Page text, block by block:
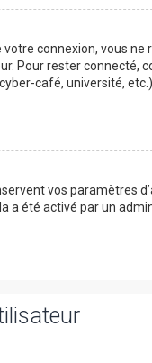
connexion, vous ne
Pour rester connecté,
café, université,
vos
a été activé par un